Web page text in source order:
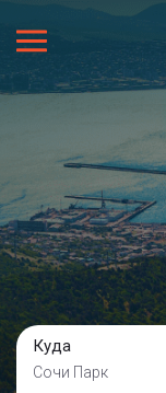
Куда
Сочи Парк